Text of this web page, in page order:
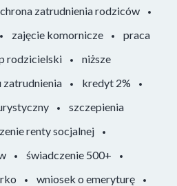
zatrudnienia rodziców
zajęcie komornicze
praca
rodzicielski
niższe
zatrudnienia
kredyt 2%
szczepienia
renty socjalnej
świadczenie 500+
rko wniosek o emeryturę